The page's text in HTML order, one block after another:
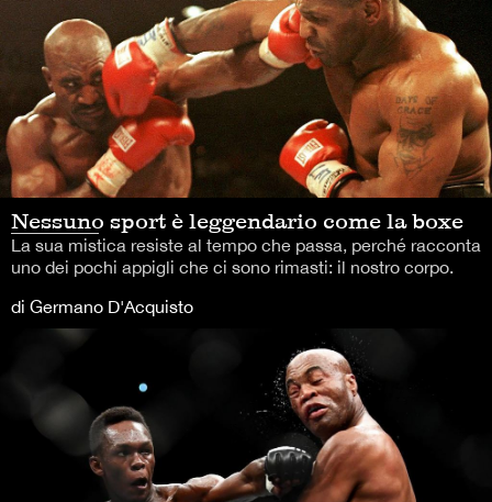
Nessuno sport è leggendario come la boxe
La sua mistica resiste al tempo che passa, perché racconta
uno dei pochi appigli che ci sono rimasti: il nostro corpo.
di Germano D'Acquisto